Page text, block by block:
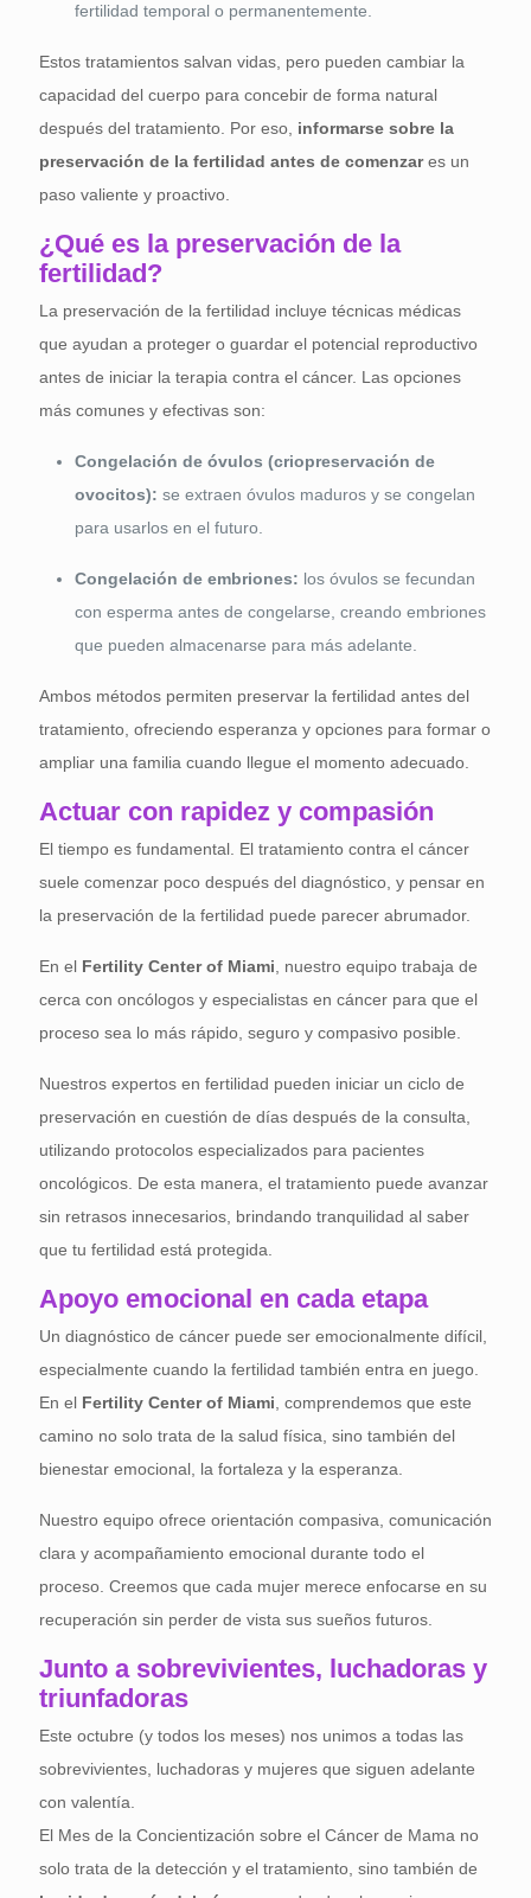
fertilidad temporal o permanentemente.
Estos tratamientos salvan vidas, pero pueden cambiar la
capacidad del cuerpo para concebir de forma natural
después del tratamiento. Por eso, informarse sobre la
preservación de la fertilidad antes de comenzares un
paso valiente y proactivo.
¿Qué es la preservación de la
fertilidad?
La preservación de la fertilidad incluye técnicas médicas
que ayudan a proteger o guardar el potencial reproductivo
antes de iniciar la terapia contra el cáncer. Las opciones
más comunes y efectivas son:
Congelación de óvulos (criopreservación de
ovocitos): se extraen óvulos maduros y se congelan
para usarlos en el futuro.
Congelación de embriones: los óvulos se fecundan
con esperma antes de congelarse, creando embriones
que pueden almacenarse para más adelante.
Ambos métodos permiten preservar la fertilidad antes del
tratamiento, ofreciendo esperanza y opciones para formar o
ampliar una familia cuando llegue el momento adecuado.
Actuar con rapidez y compasión
El tiempo es fundamental. El tratamiento contra el cáncer
suele comenzar poco después del diagnóstico, y pensar en
la preservación de la fertilidad puede parecer abrumador.
En el Fertility Center of Miami, nuestro equipo trabaja de
cerca con oncólogos y especialistas en cáncer para que el
proceso sea lo más rápido, seguro y compasivo posible.
Nuestros expertos en fertilidad pueden iniciar un ciclo de
preservación en cuestión de días después de la consulta,
utilizando protocolos especializados para pacientes
oncológicos. De esta manera, el tratamiento puede avanzar
sin retrasos innecesarios, brindando tranquilidad al saber
que tu fertilidad está protegida.
Apoyo emocional en cada etapa
Un diagnóstico de cáncer puede ser emocionalmente difícil,
especialmente cuando la fertilidad también entra en juego.
En el Fertility Center of Miami, comprendemos que este
camino no solo trata de la salud física, sino también del
bienestar emocional, la fortaleza y la esperanza.
Nuestro equipo ofrece orientación compasiva, comunicación
clara y acompañamiento emocional durante todo el
proceso. Creemos que cada mujer merece enfocarse en su
recuperación sin perder de vista sus sueños futuros.
Junto a sobrevivientes, luchadoras y
triunfadoras
Este octubre (y todos los meses) nos unimos a todas las
sobrevivientes, luchadoras y mujeres que siguen adelante
con valentía.
El Mes de la Concientización sobre el Cáncer de Mama no
solo trata de la detección y el tratamiento, sino también de